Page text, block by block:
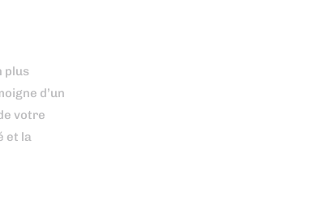
plus
d’un
votre
et la